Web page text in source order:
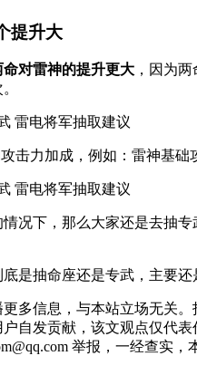
提升大
命对雷神的提升更大 ，因为
击力加成，例如：雷神基
况下，那么大家还是去抽
是抽命座还是专武，主要
多信息，与本站立场无关
自发贡献，该文观点仅代
举报，一经查实